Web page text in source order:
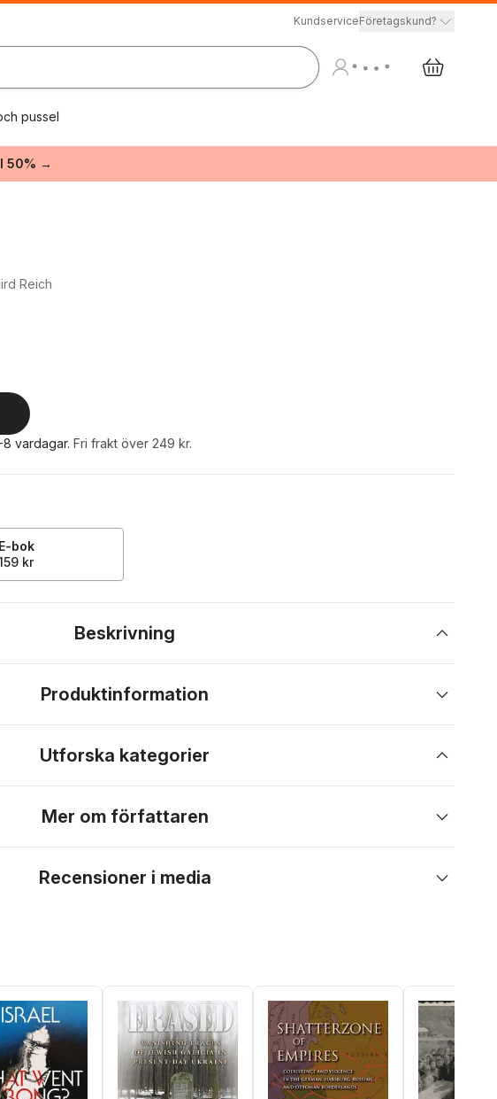
KundserviceFöretagskund?
pussel
50% →
Reich
8 vardagar. Fri frakt över 249 kr.
E-bok
kr
Beskrivning
Produktinformation
Utforska kategorier
Mer om författaren
Recensioner i media